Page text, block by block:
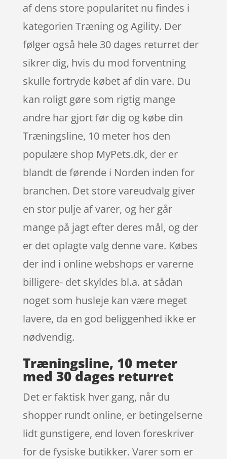
af dens store popularitet nu findes i
kategorien Træning og Agility. Der
følger også hele 30 dages returret der
sikrer dig, hvis du mod forventning
skulle fortryde købet af din vare. Du
kan roligt gøre som rigtig mange
andre har gjort før dig og købe din
Træningsline, 10 meter hos den
populære shop MyPets.dk, der er
blandt de førende i Norden inden for
branchen. Det store vareudvalg giver
en stor pulje af varer, og her går
mange på jagt efter deres mål, og der
er det oplagte valg denne vare. Købes
der ind i online webshops er varerne
billigere- det skyldes bl.a. at sådan
noget som husleje kan være meget
lavere, da en god beliggenhed ikke er
nødvendig.
Træningsline, 10 meter
med 30 dages returret
Det er faktisk hver gang, når du
shopper rundt online, er betingelserne
lidt gunstigere, end loven foreskriver
for de fysiske butikker. Varer som er